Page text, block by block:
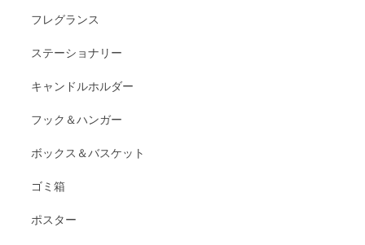
フレグランス
ステーショナリー
キャンドルホルダー
フック＆ハンガー
ボックス＆バスケット
ゴミ箱
ポスター